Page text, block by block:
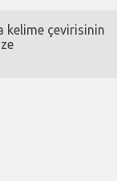
kelime çevirisinin